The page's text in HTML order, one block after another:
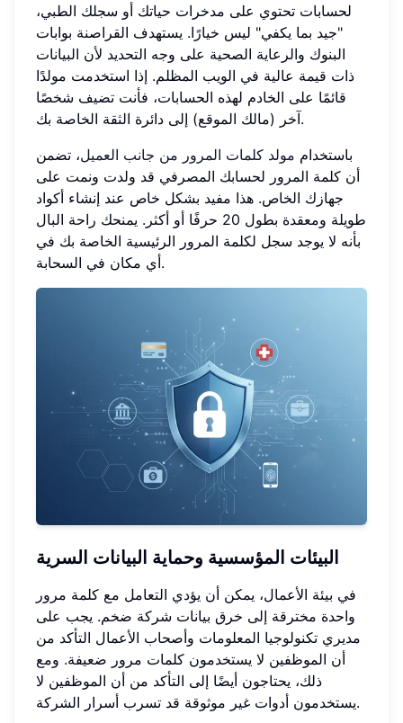
لحسابات تحتوي على مدخرات حياتك أو سجلك الطبي،
"جيد بما يكفي" ليس خيارًا. يستهدف القراصنة بوابات
البنوك والرعاية الصحية على وجه التحديد لأن البيانات
ذات قيمة عالية في الويب المظلم. إذا استخدمت مولدًا
قائمًا على الخادم لهذه الحسابات، فأنت تضيف شخصًا
آخر (مالك الموقع) إلى دائرة الثقة الخاصة بك.
باستخدام مولد كلمات المرور من جانب العميل، تضمن
أن كلمة المرور لحسابك المصرفي قد ولدت ونمت على
جهازك الخاص. هذا مفيد بشكل خاص عند إنشاء أكواد
طويلة ومعقدة بطول 20 حرفًا أو أكثر. يمنحك راحة البال
بأنه لا يوجد سجل لكلمة المرور الرئيسية الخاصة بك في
أي مكان في السحابة.
البيئات المؤسسية وحماية البيانات السرية
في بيئة الأعمال، يمكن أن يؤدي التعامل مع كلمة مرور
واحدة مخترقة إلى خرق بيانات شركة ضخم. يجب على
مديري تكنولوجيا المعلومات وأصحاب الأعمال التأكد من
أن الموظفين لا يستخدمون كلمات مرور ضعيفة. ومع
ذلك، يحتاجون أيضًا إلى التأكد من أن الموظفين لا
يستخدمون أدوات غير موثوقة قد تسرب أسرار الشركة.